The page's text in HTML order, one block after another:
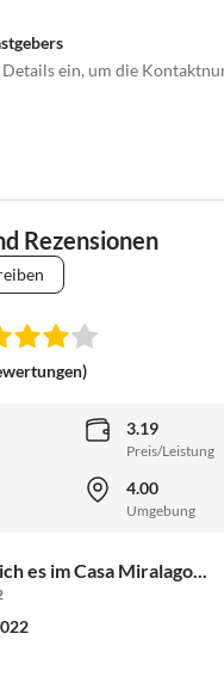
ein, um die
Rezensionen
3.19
Preis/Leistung
4.00
Umgebung
es im Casa Miralago...